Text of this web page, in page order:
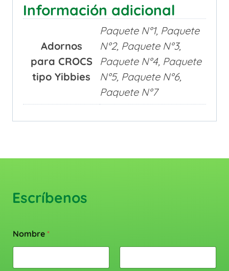
Información adicional
Adornos
para CROCS
tipo Yibbies
Paquete N°1, Paquete
N°2, Paquete N°3,
Paquete N°4, Paquete
N°5, Paquete N°6,
Paquete N°7
Escríbenos
Nombre *